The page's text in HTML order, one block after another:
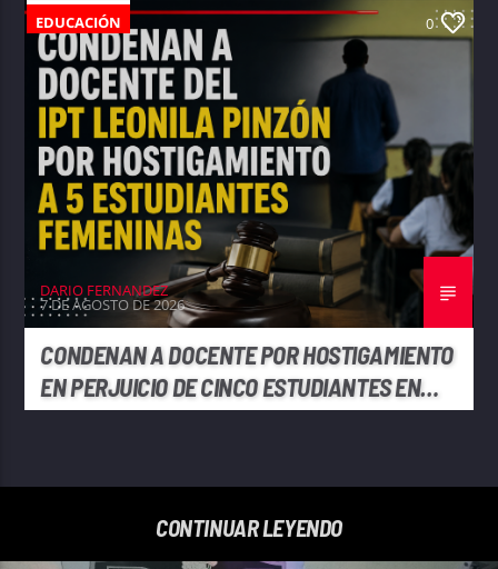
EDUCACIÓN 0
DARIO FERNANDEZ
7 DE AGOSTO DE 2026
CONDENAN A DOCENTE POR HOSTIGAMIENTO
EN PERJUICIO DE CINCO ESTUDIANTES EN
PENONOMÉ
CONTINUAR LEYENDO